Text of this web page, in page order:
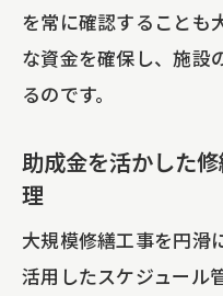
を常に確認することも
な資金を確保し、施設
るのです。
助成金を活かした
理
大規模修繕工事を円滑
活用したスケジュール